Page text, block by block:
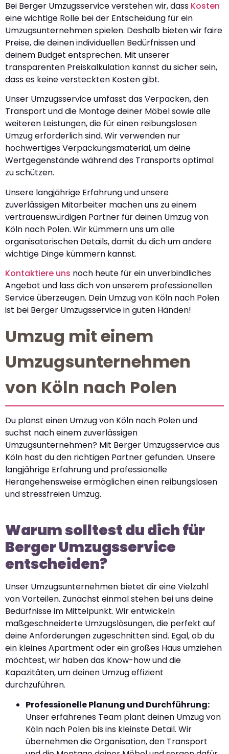
Bei Berger Umzugsservice verstehen wir, dass Kosten
eine wichtige Rolle bei der Entscheidung für ein
Umzugsunternehmen spielen. Deshalb bieten wir faire
Preise, die deinen individuellen Bedürfnissen und
deinem Budget entsprechen. Mit unserer
transparenten Preiskalkulation kannst du sicher sein,
dass es keine versteckten Kosten gibt.
Unser Umzugsservice umfasst das Verpacken, den
Transport und die Montage deiner Möbel sowie alle
weiteren Leistungen, die für einen reibungslosen
Umzug erforderlich sind. Wir verwenden nur
hochwertiges Verpackungsmaterial, um deine
Wertgegenstände während des Transports optimal
zu schützen.
Unsere langjährige Erfahrung und unsere
zuverlässigen Mitarbeiter machen uns zu einem
vertrauenswürdigen Partner für deinen Umzug von
Köln nach Polen. Wir kümmern uns um alle
organisatorischen Details, damit du dich um andere
wichtige Dinge kümmern kannst.
Kontaktiere uns noch heute für ein unverbindliches
Angebot und lass dich von unserem professionellen
Service überzeugen. Dein Umzug von Köln nach Polen
ist bei Berger Umzugsservice in guten Händen!
Umzug mit einem
Umzugsunternehmen
von Köln nach Polen
Du planst einen Umzug von Köln nach Polen und
suchst nach einem zuverlässigen
Umzugsunternehmen? Mit Berger Umzugsservice aus
Köln hast du den richtigen Partner gefunden. Unsere
langjährige Erfahrung und professionelle
Herangehensweise ermöglichen einen reibungslosen
und stressfreien Umzug.
Warum solltest du dich für
Berger Umzugsservice
entscheiden?
Unser Umzugsunternehmen bietet dir eine Vielzahl
von Vorteilen. Zunächst einmal stehen bei uns deine
Bedürfnisse im Mittelpunkt. Wir entwickeln
maßgeschneiderte Umzugslösungen, die perfekt auf
deine Anforderungen zugeschnitten sind. Egal, ob du
ein kleines Apartment oder ein großes Haus umziehen
möchtest, wir haben das Know-how und die
Kapazitäten, um deinen Umzug effizient
durchzuführen.
Professionelle Planung und Durchführung:
Unser erfahrenes Team plant deinen Umzug von
Köln nach Polen bis ins kleinste Detail. Wir
übernehmen die Organisation, den Transport